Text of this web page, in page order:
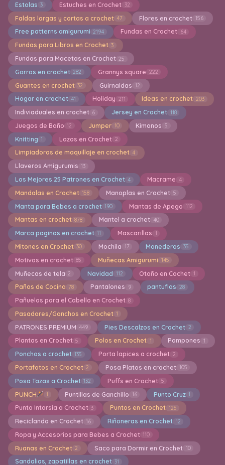
Estolas 3 Estuches en Crochet 32
Faldas largas y cortas a crochet 47 Flores en crochet 156
Free patterns amigurumi 2194 Fundas en Crochet 64
Fundas para Libros en Crochet 3
Fundas para Macetas en Crochet 25
Gorros en crochet 282 Grannys square 222
Guantes en crochet 32 Guirnaldas 12
Hogar en crochet 41 Holiday 211 Ideas en crochet 203
Indiviaduales en crochet 6 Jersey en Crochet 118
Juegos de Baño 12 Jumper 10 Kimonos 5
Knitting 1 Lazos en Crochet 2
Limpiadoras de maquillaje en crochet 4
Llaveros Amigurumis 13
Los Mejores 25 Patrones en Crochet 4 Macrame 4
Mandalas en Crochet 158 Manoplas en Crochet 5
Manta para Bebes a crochet 190 Mantas de Apego 112
Mantas en crochet 878 Mantel a crochet 40
Marca paginas en crochet 11 Mascarillas 1
Mitones en Crochet 30 Mochila 17 Monederos 35
Motivos en crochet 85 Muñecas Amigurumi 145
Muñecas de tela 2 Navidad 112 Otoño en Cochet 1
Paños de Cocina 78 Pantalones 9 pantuflas 28
Pañuelos para el Cabello en Crochet 8
Pasadores/Ganchos en Crochet 1
PATRONES PREMIUM 449 Pies Descalzos en Crochet 2
Plantas en Crochet 5 Polos en Crochet 1 Pompones 1
Ponchos a crochet 135 Porta lapices a crochet 2
Portafotos en Crochet 2 Posa Platos en crochet 105
Posa Tazas a Crochet 132 Puffs en Crochet 5
PUNCH 1 Puntillas de Ganchillo 16 Punto Cruz 1
Punto Intarsia a Crochet 3 Puntos en Crochet 125
Reciclando en Crochet 16 Riñoneras en Crochet 12
Ropa y Accesorios para Bebes a Crochet 110
Ruanas en Crochet 2 Saco para Dormir en Crochet 10
Sandalias, zapatillas en crochet 31